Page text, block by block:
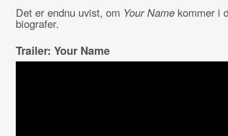
Det er endnu uvist, om Your Namekommer i
biografer.
Trailer: Your Name